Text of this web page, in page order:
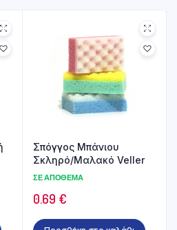
Σπόγγος Μπάνιου
Σκληρό/Μαλακό Veller
ΣΕ ΑΠΌΘΕΜΑ
0.69 €